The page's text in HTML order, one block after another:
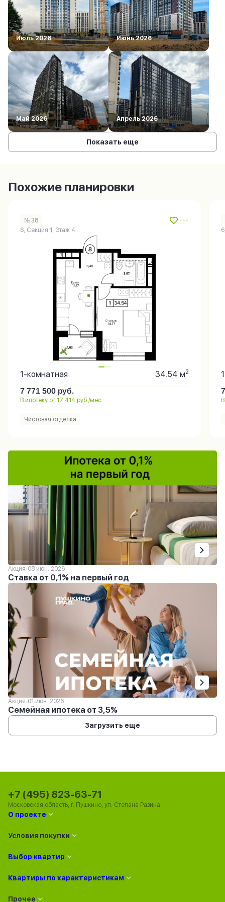
Июль 2026 Июнь 2026
Май 2026 Апрель 2026
Показать еще
Похожие планировки
№ 38
6, Секция 1, Этаж 4
1-комнатная 34.54 м2
7 771 500 руб.
В ипотеку от 17 414 руб./мес.
Чистовая отделка
Акция 08 июн. 2026
Ставка от 0,1% на первый год
Акция 01 июн. 2026
Семейная ипотека от 3,5%
Загрузить еще
О проекте
Условия покупки
Выбор квартир
Квартиры по характеристикам
Прочее
+7 (495) 823-63-71
Московская область, г. Пушкино, ул. Степана Разина